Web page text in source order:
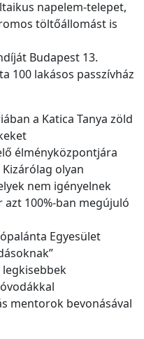
napelem-telepet,
töltőállomást is
Budapest 13.
100 lakásos passzívház
a Katica Tanya zöld
élményközpontjára
olyan
nem igényelnek
100%-ban megújuló
Egyesület
legkisebbek
mentorok bevonásával